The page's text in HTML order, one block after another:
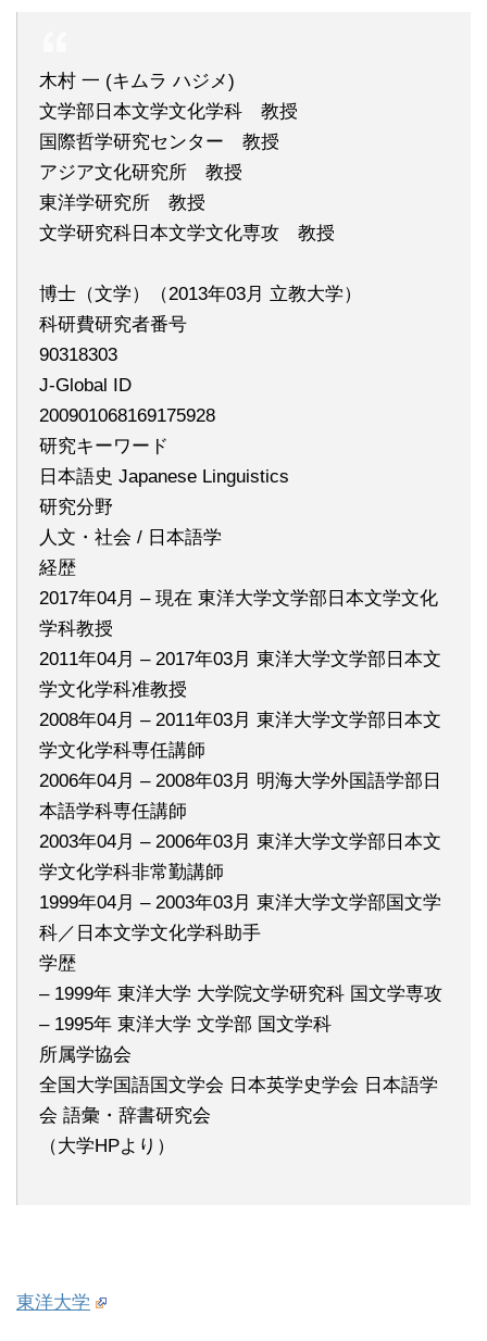
木村 一 (キムラ ハジメ)
文学部日本文学文化学科 教授
国際哲学研究センター 教授
アジア文化研究所 教授
東洋学研究所 教授
文学研究科日本文学文化専攻 教授
博士（文学）（2013年03月 立教大学）
科研費研究者番号
90318303
J-Global ID
200901068169175928
研究キーワード
日本語史 Japanese Linguistics
研究分野
人文・社会 / 日本語学
経歴
2017年04月 – 現在 東洋大学文学部日本文学文化
学科教授
2011年04月 – 2017年03月 東洋大学文学部日本文
学文化学科准教授
2008年04月 – 2011年03月 東洋大学文学部日本文
学文化学科専任講師
2006年04月 – 2008年03月 明海大学外国語学部日
本語学科専任講師
2003年04月 – 2006年03月 東洋大学文学部日本文
学文化学科非常勤講師
1999年04月 – 2003年03月 東洋大学文学部国文学
科／日本文学文化学科助手
学歴
– 1999年 東洋大学 大学院文学研究科 国文学専攻
– 1995年 東洋大学 文学部 国文学科
所属学協会
全国大学国語国文学会 日本英学史学会 日本語学
会 語彙・辞書研究会
（大学HPより）
東洋大学